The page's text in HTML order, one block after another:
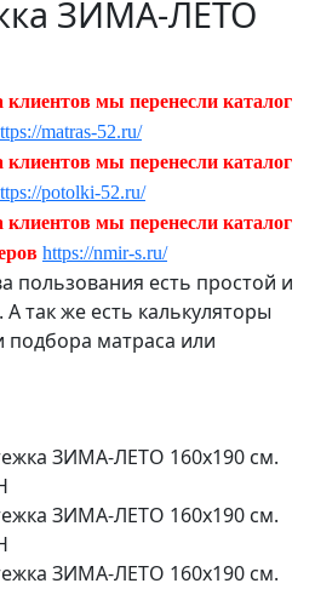
ЗИМА-ЛЕТО
мы перенесли каталог
matras-52.ru/
мы перенесли каталог
potolki-52.ru/
мы перенесли каталог
https://nmir-s.ru/
пользования есть простой и
так же есть калькуляторы
матраса или